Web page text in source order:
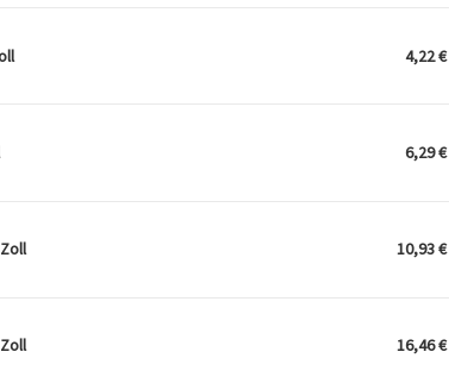
4,22 €
6,29 €
10,93 €
16,46 €